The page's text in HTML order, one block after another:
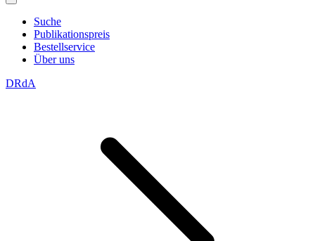
Suche
Publikationspreis
Bestellservice
Über uns
DRdA